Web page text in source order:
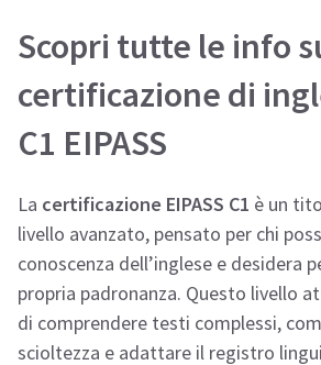
Scopri tutte le info
certificazione di
C1 EIPASS
La certificazione EIPASS C1 è un
livello avanzato, pensato per chi
conoscenza dell’inglese e desidera
propria padronanza. Questo livello
di comprendere testi complessi,
scioltezza e adattare il registro